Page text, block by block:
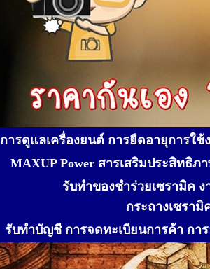
การดูแลเครื่องยนต์ การยืดอายุการใ
MAXUP Power สารเสริมประสิทธิ
รับทำของชำร่วยเซรามิค
กระถางเซรา
รับทำบัญชี การจดทะเบียนการค้า กา